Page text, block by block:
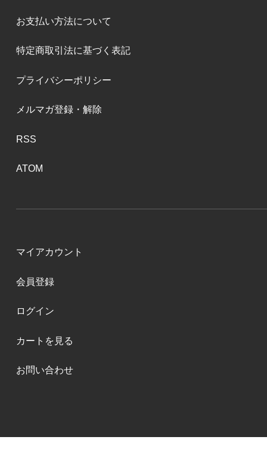
お支払い方法について
特定商取引法に基づく表記
プライバシーポリシー
メルマガ登録・解除
RSS
ATOM
マイアカウント
会員登録
ログイン
カートを見る
お問い合わせ